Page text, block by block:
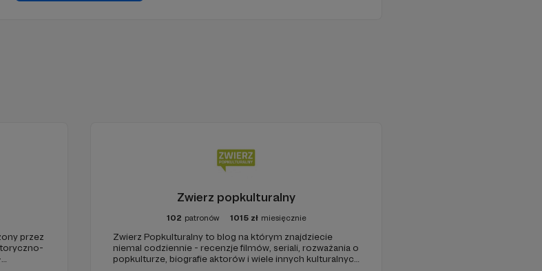
przez
Zwierz popkulturalny
102 patronów 1015 zł miesięcznie
Zwierz Popkulturalny to blog na którym znajdziecie
niemal codziennie - recenzje filmów, seriali, rozważania o
popkulturze, biografie aktorów i wiele innych kulturalnych